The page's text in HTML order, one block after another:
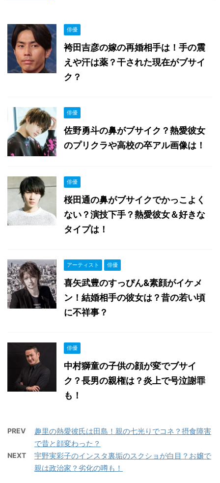
俳優
袴田吉彦の嫁の再婚相手は！手の震
えや汗は薬？干された現在がブサイ
ク？
俳優
佐野勇斗の鼻がブサイク？熱愛彼女
のプリクラや高校の卒アル画像は！
俳優
桜田通の鼻がブサイクでかっこよく
ない？演技下手？熱愛彼女＆好きな
タイプは！
アーティスト 俳優
喜矢武豊のすっぴん&素顔がイケメ
ン！結婚相手の彼女は？昔の若い頃
に不祥事？
俳優
中村獅童の子供の顔が変でブサイ
ク？長男の親権は？炎上で号泣謝罪
も！
PREV
趣里の熱愛彼氏は田島！親の七光りでコネ？摂食障害
で昔と顔変わった？
NEXT
宇野実彩子のインスタ裏垢のスクショが白目？お嬢で
親は政治家？劣化の噂も！